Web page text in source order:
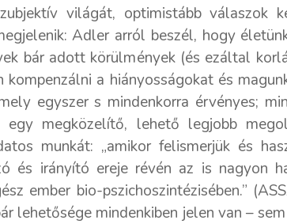
világát, optimistább válaszok
Adler arról beszél, hogy
bár adott körülmények (és ezáltal
a hiányosságokat és
egyszer s mindenkorra érvényes;
egy megközelítő, lehető legjobb
munkát: „amikor felismerjük és
és irányító ereje révén az is nagyon
ember bio-pszichoszintézisében.”
lehetősége mindenkiben jelen van –